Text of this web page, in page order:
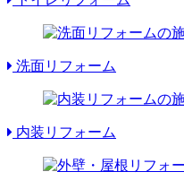
洗面リフォーム
内装リフォーム